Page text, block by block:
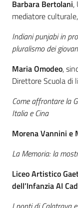
Barbara Bertolani,
mediatore
Indiani punjabi in
pluralismo dei
Maria Omodeo,
Direttore Scuola di
Come affrontare la
Italia e Cina
Morena Vannini e
La Memoria: la
Liceo Artistico
dell’Infanzia AI